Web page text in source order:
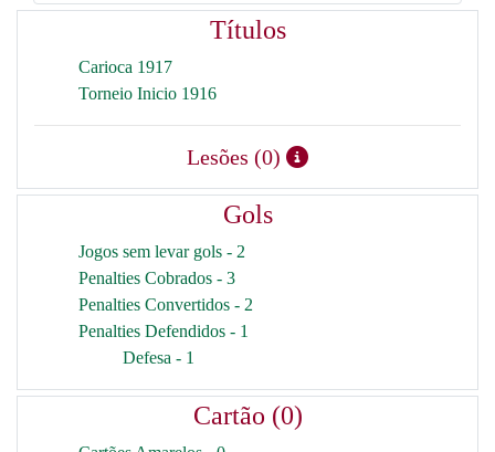
Títulos
Carioca 1917
Torneio Inicio 1916
Lesões (0)
Gols
Jogos sem levar gols - 2
Penalties Cobrados - 3
Penalties Convertidos - 2
Penalties Defendidos - 1
Defesa - 1
Cartão (0)